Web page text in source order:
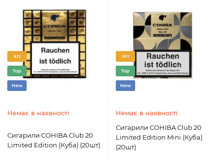
Хіт
Top
New
Немає в наявності
Сигарили COHIBA Club 20
Limited Edition (Куба) (20шт)
Хіт
Top
New
Немає в наявності
Сигарили COHIBA Club 20
Limited Edition Mini (Куба)
(20шт)